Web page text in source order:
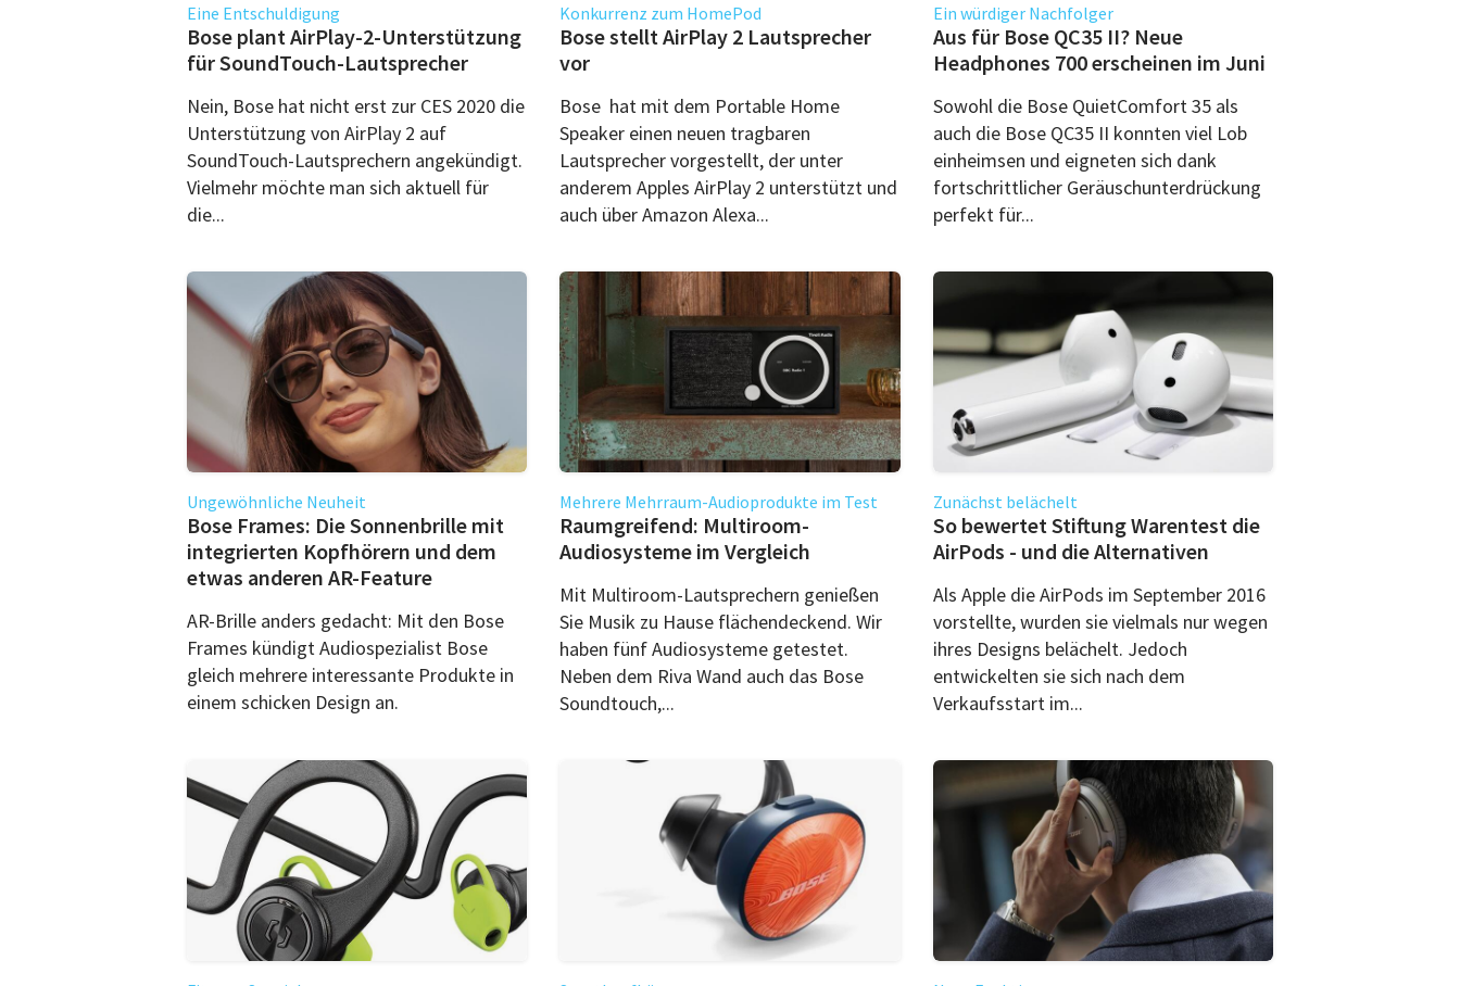
Eine Entschuldigung
Bose plant AirPlay-2-Unterstützung
für SoundTouch-Lautsprecher
Nein, Bose hat nicht erst zur CES 2020 die
Unterstützung von AirPlay 2 auf
SoundTouch-Lautsprechern angekündigt.
Vielmehr möchte man sich aktuell für
die...
Konkurrenz zum HomePod
Bose stellt AirPlay 2 Lautsprecher
vor
Bose hat mit dem Portable Home
Speaker einen neuen tragbaren
Lautsprecher vorgestellt, der unter
anderem Apples AirPlay 2 unterstützt und
auch über Amazon Alexa...
Ein würdiger Nachfolger
Aus für Bose QC35 II? Neue
Headphones 700 erscheinen im Juni
Sowohl die Bose QuietComfort 35 als
auch die Bose QC35 II konnten viel Lob
einheimsen und eigneten sich dank
fortschrittlicher Geräuschunterdrückung
perfekt für...
Ungewöhnliche Neuheit
Bose Frames: Die Sonnenbrille mit
integrierten Kopfhörern und dem
etwas anderen AR-Feature
AR-Brille anders gedacht: Mit den Bose
Frames kündigt Audiospezialist Bose
gleich mehrere interessante Produkte in
einem schicken Design an.
Mehrere Mehrraum-Audioprodukte im Test
Raumgreifend: Multiroom-
Audiosysteme im Vergleich
Mit Multiroom-Lautsprechern genießen
Sie Musik zu Hause flächendeckend. Wir
haben fünf Audiosysteme getestet.
Neben dem Riva Wand auch das Bose
Soundtouch,...
Zunächst belächelt
So bewertet Stiftung Warentest die
AirPods - und die Alternativen
Als Apple die AirPods im September 2016
vorstellte, wurden sie vielmals nur wegen
ihres Designs belächelt. Jedoch
entwickelten sie sich nach dem
Verkaufsstart im...